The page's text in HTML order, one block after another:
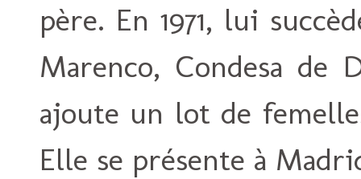
père. En 1971, lui
Marenco, Condesa de
ajoute un lot de
Elle se présente à